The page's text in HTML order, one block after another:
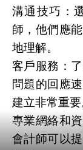
溝通技巧：
師，他們應
地理解。
客戶服務：
問題的回應
建立非常重要
專業網絡和
會計師可以